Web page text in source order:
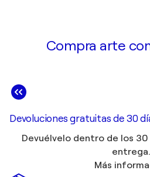
Compra arte
Devoluciones gratuitas de 30
Devuélvelo dentro de los
entrega.
Más